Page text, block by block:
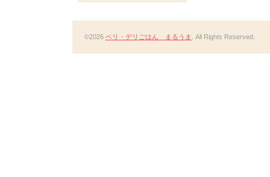
©2026 ベリ・デリごはん まるうま . All Rights Reserved.